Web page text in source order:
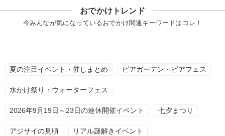
おでかけトレンド
今みんなが気になっているおでかけ関連キーワードはコレ！
夏の注目イベント・催しまとめ ビアガーデン・ビアフェス
水かけ祭り・ウォーターフェス
2026年9月19日～23日の連休開催イベント 七夕まつり
アジサイの見頃 リアル謎解きイベント